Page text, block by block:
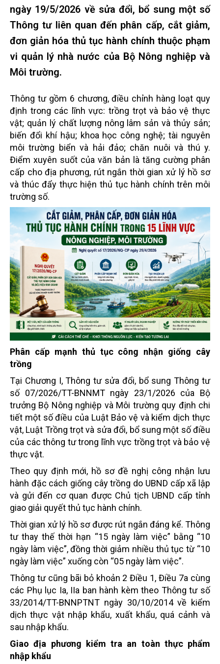
ngày 19/5/2026 về sửa đổi, bổ sung một số
Thông tư liên quan đến phân cấp, cắt giảm,
đơn giản hóa thủ tục hành chính thuộc phạm
vi quản lý nhà nước của Bộ Nông nghiệp và
Môi trường.
Thông tư gồm 6 chương, điều chỉnh hàng loạt quy
định trong các lĩnh vực: trồng trọt và bảo vệ thực
vật; quản lý chất lượng nông lâm sản và thủy sản;
biến đổi khí hậu; khoa học công nghệ; tài nguyên
môi trường biển và hải đảo; chăn nuôi và thú y.
Điểm xuyên suốt của văn bản là tăng cường phân
cấp cho địa phương, rút ngắn thời gian xử lý hồ sơ
và thúc đẩy thực hiện thủ tục hành chính trên môi
trường số.
Phân cấp mạnh thủ tục công nhận giống cây
trồng
Tại Chương I, Thông tư sửa đổi, bổ sung Thông tư
số 07/2026/TT-BNNMT ngày 23/1/2026 của Bộ
trưởng Bộ Nông nghiệp và Môi trường quy định chi
tiết một số điều của Luật Bảo vệ và kiểm dịch thực
vật, Luật Trồng trọt và sửa đổi, bổ sung một số điều
của các thông tư trong lĩnh vực trồng trọt và bảo vệ
thực vật.
Theo quy định mới, hồ sơ đề nghị công nhận lưu
hành đặc cách giống cây trồng do UBND cấp xã lập
và gửi đến cơ quan được Chủ tịch UBND cấp tỉnh
giao giải quyết thủ tục hành chính.
Thời gian xử lý hồ sơ được rút ngắn đáng kể. Thông
tư thay thế thời hạn “15 ngày làm việc” bằng “10
ngày làm việc”, đồng thời giảm nhiều thủ tục từ “10
ngày làm việc” xuống còn “05 ngày làm việc”.
Thông tư cũng bãi bỏ khoản 2 Điều 1, Điều 7a cùng
các Phụ lục Ia, IIa ban hành kèm theo Thông tư số
33/2014/TT-BNNPTNT ngày 30/10/2014 về kiểm
dịch thực vật nhập khẩu, xuất khẩu, quá cảnh và
sau nhập khẩu.
Giao địa phương kiểm tra an toàn thực phẩm
nhập khẩu